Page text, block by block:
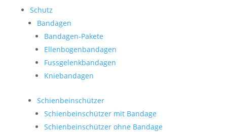
Schutz
Bandagen
Bandagen-Pakete
Ellenbogenbandagen
Fussgelenkbandagen
Kniebandagen
Schienbeinschützer
Schienbeinschützer mit Bandage
Schienbeinschützer ohne Bandage